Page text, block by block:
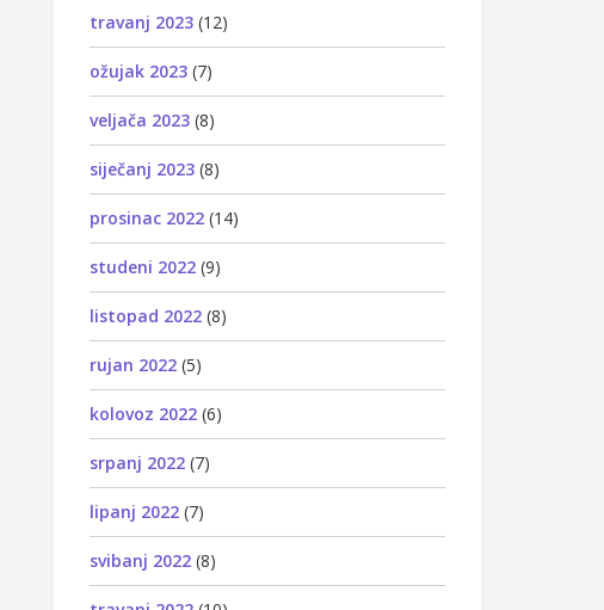
travanj 2023 (12)
ožujak 2023 (7)
veljača 2023 (8)
siječanj 2023 (8)
prosinac 2022 (14)
studeni 2022 (9)
listopad 2022 (8)
rujan 2022 (5)
kolovoz 2022 (6)
srpanj 2022 (7)
lipanj 2022 (7)
svibanj 2022 (8)